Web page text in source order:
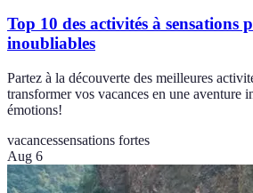
Top 10 des activités à sensations
inoubliables
Partez à la découverte des meilleures
transformer vos vacances en une aventure
émotions!
vacancessensations fortes
Aug 6